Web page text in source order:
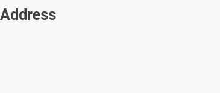
Address